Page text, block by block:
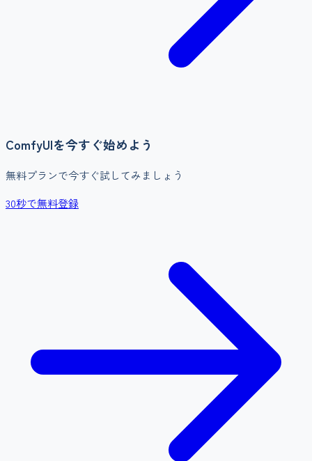
ComfyUIを今すぐ始めよう
無料プランで今すぐ試してみましょう
30秒で無料登録